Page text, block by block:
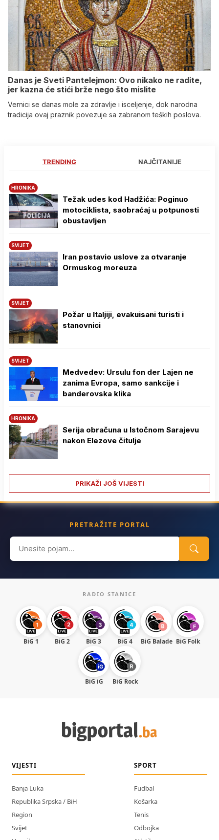
Danas je Sveti Pantelejmon: Ovo nikako ne radite,
jer kazna će stići brže nego što mislite
Vernici se danas mole za zdravlje i isceljenje, dok narodna
tradicija ovaj praznik povezuje sa zabranom teških poslova.
TRENDING NAJČITANIJE
HRONIKA
Težak udes kod Hadžića: Poginuo
motociklista, saobraćaj u potpunosti
obustavljen
SVIJET
Iran postavio uslove za otvaranje
Ormuskog moreuza
SVIJET
Požar u Italjiji, evakuisani turisti i
stanovnici
SVIJET
Medvedev: Ursulu fon der Lajen ne
zanima Evropa, samo sankcije i
banderovska klika
HRONIKA
Serija obračuna u Istočnom Sarajevu
nakon Elezove čitulje
PRIKAŽI JOŠ VIJESTI
PRETRAŽITE PORTAL
Search
for:
RADIO STANICE
BiG 1 BiG 2 BiG 3 BiG 4 BiG Balade BiG Folk
BiG iG BiG Rock
VIJESTI
Banja Luka
Republika Srpska / BiH
Region
Svijet
SPORT
Fudbal
Košarka
Tenis
Odbojka